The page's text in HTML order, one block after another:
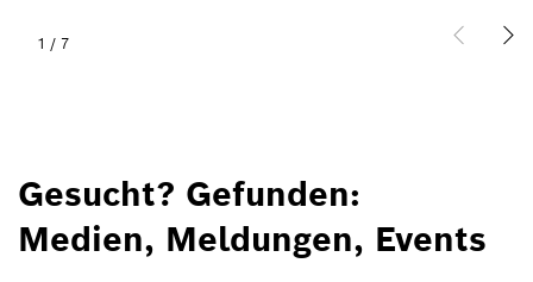
1 / 7
Gesucht? Gefunden:
Medien, Meldungen, Events